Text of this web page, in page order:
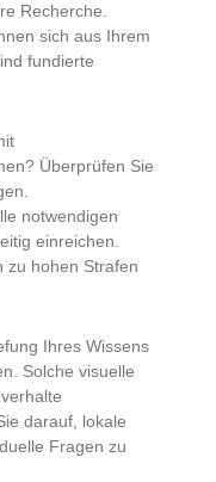
Recherche.
sich aus Ihrem
fundierte
Überprüfen Sie
notwendigen
einreichen.
zu hohen Strafen
Ihres Wissens
Solche visuelle
darauf, lokale
Fragen zu